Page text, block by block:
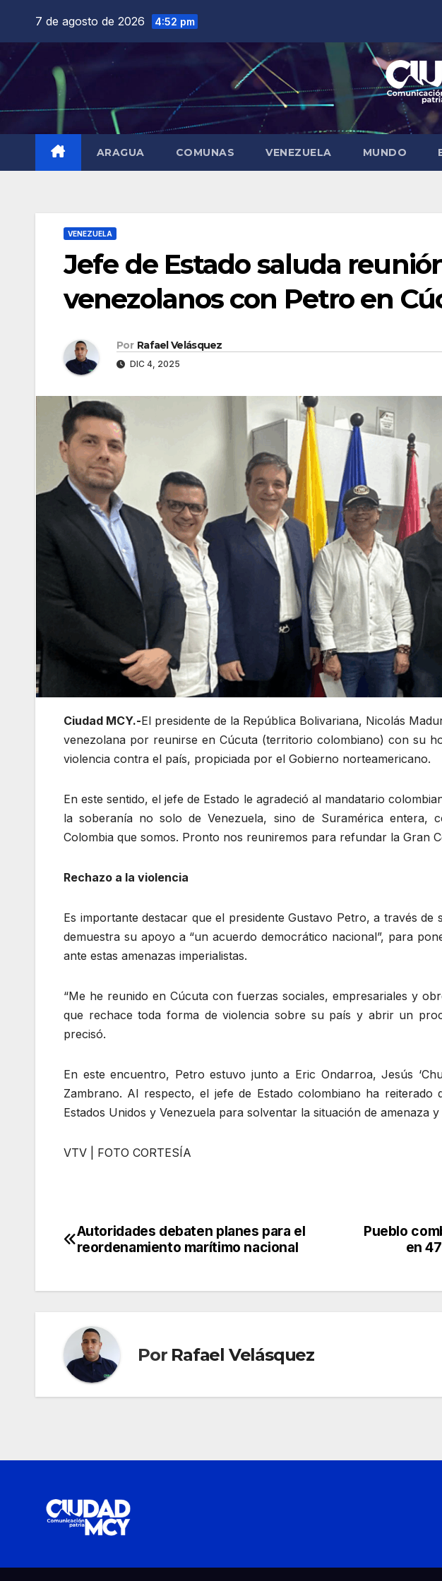
contenido
7 de agosto de 2026 4:52 pm
ARAGUA COMUNAS VENEZUELA MUNDO
VENEZUELA
Jefe de Estado saluda
venezolanos con Petro en
Por Rafael Velásquez
DIC 4, 2025
Ciudad MCY.-El presidente de la República Bolivariana, Nicolás
venezolana por reunirse en Cúcuta (territorio colombiano) con su
violencia contra el país, propiciada por el Gobierno norteamericano.
En este sentido, el jefe de Estado le agradeció al mandatario
la soberanía no solo de Venezuela, sino de Suramérica entera,
Colombia que somos. Pronto nos reuniremos para refundar la Gran
Rechazo a la violencia
Es importante destacar que el presidente Gustavo Petro, a través de
demuestra su apoyo a “un acuerdo democrático nacional”, para
ante estas amenazas imperialistas.
“Me he reunido en Cúcuta con fuerzas sociales, empresariales y
que rechace toda forma de violencia sobre su país y abrir un
precisó.
En este encuentro, Petro estuvo junto a Eric Ondarroa, Jesús
Zambrano. Al respecto, el jefe de Estado colombiano ha reiterado
Estados Unidos y Venezuela para solventar la situación de amenaza
VTV | FOTO CORTESÍA
Navegación
entradas
Pueblo
en
Autoridades debaten planes para el
reordenamiento marítimo nacional
Por Rafael Velásquez